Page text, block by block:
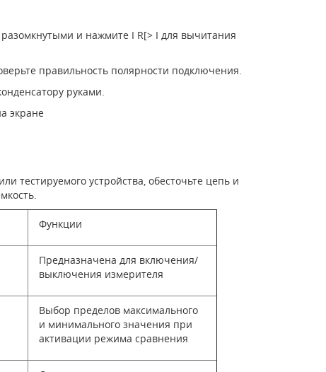
и нажмите I R[> I для вычитания
правильность полярности подключения.
руками.
экране
тестируемого устройства, обесточьте цепь и
Функции
Предназначена для включения/
выключения измерителя
Выбор пределов максимального
и минимального значения при
активации режима сравнения